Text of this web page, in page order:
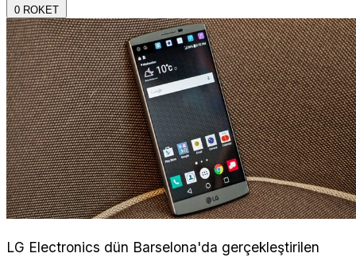
0 ROKET
LG Electronics dün Barselona'da gerçekleştirilen